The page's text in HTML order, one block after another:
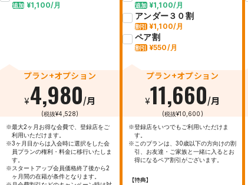
追加 ¥1,100/月
プラン+オプション
¥4,980/月
(税抜¥4,528)
※最大2ヶ月お得な会費で、登録店をご
利用いただけます。
※3ヶ月目からは入会時に選択をした会
員プランの権利・料金に移行いたしま
す。
※スタートアップ会員価格終了後から2
ヶ月間の在籍が条件となります。
追加¥1,100/月
アンダー３０割
割引¥1,100/月
ペア割
割引¥550/月
プラン+オプション
¥11,660/月
(税抜¥10,600)
※登録店をいつでもご利用いただけま
す。
※このプランは、30歳以下の方向けの割
引、お友達・ご家族と一緒に入るとお
得になるペア割引がございます。
【特典】